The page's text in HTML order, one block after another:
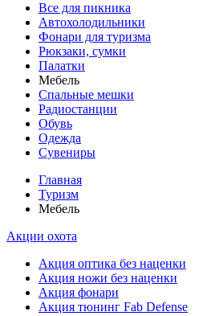
Все для пикника
Автохолодильники
Фонари для туризма
Рюкзаки, сумки
Палатки
Мебель
Спальные мешки
Радиостанции
Обувь
Одежда
Сувениры
Главная
Туризм
Мебель
Акции охота
Акция оптика без наценки
Акция ножи без наценки
Акция фонари
Акция тюнинг Fab Defense